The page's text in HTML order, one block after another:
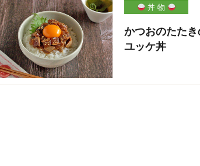
丼 物
かつおのたたき
ユッケ丼